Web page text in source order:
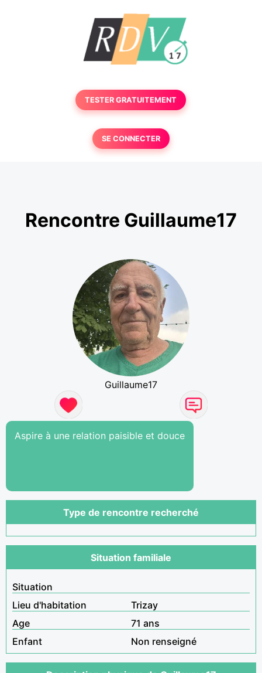
TESTER GRATUITEMENT
SE CONNECTER
Rencontre Guillaume17
Guillaume17
Aspire à une relation paisible et douce
Type de rencontre recherché
Situation familiale
Situation
Lieu d'habitation
Trizay
Age
71 ans
Enfant
Non renseigné